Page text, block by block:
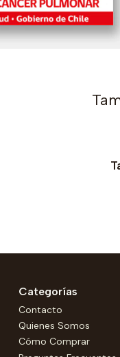
Categorías
Contacto
Quienes Somos
Cómo Comprar